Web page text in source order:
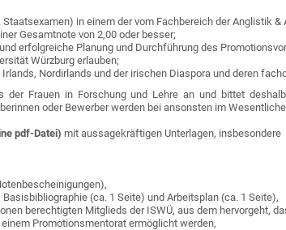
in einem der vom Fachbereich der Anglistik
Gesamtnote von 2,00 oder besser;
erfolgreiche Planung und Durchführung des
Würzburg erlauben;
Nordirlands und der irischen Diaspora und deren
Frauen in Forschung und Lehre an und bittet
oder Bewerber werden bei ansonsten im
pdf-Datei) mit aussagekräftigen Unterlagen, insbesondere
(ca. 1 Seite) und Arbeitsplan (ca. 1 Seite),
berechtigten Mitglieds der ISWÜ, aus dem hervorgeht,
Promotionsmentorat ermöglicht werden,